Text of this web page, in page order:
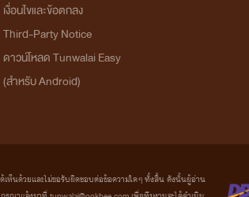
เงื่อนไขและข้อตกลง
Third-Party Notice
ดาวน์โหลด Tunwalai Easy
(สำหรับ Android)
เห็นด้วยและไม่ขอรับผิดชอบต่อข้อความใดๆ ทั้งสิ้น ดังนั้นผู้อ่าน